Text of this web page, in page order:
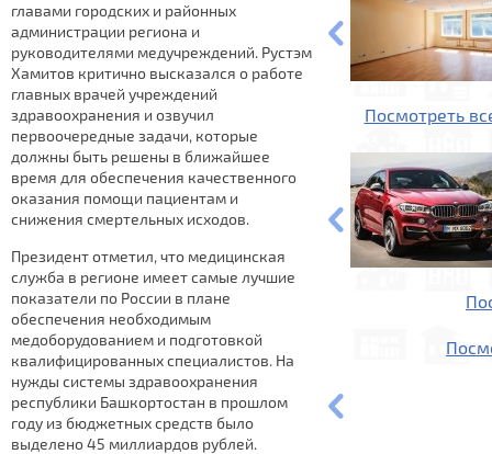
главами городских и районных
администрации региона и
руководителями медучреждений. Рустэм
Хамитов критично высказался о работе
главных врачей учреждений
здравоохранения и озвучил
первоочередные задачи, которые
должны быть решены в ближайшее
время для обеспечения качественного
оказания помощи пациентам и
снижения смертельных исходов.
Президент отметил, что медицинская
служба в регионе имеет самые лучшие
показатели по России в плане
обеспечения необходимым
медоборудованием и подготовкой
квалифицированных специалистов. На
нужды системы здравоохранения
республики Башкортостан в прошлом
году из бюджетных средств было
выделено 45 миллиардов рублей.
Посмотреть